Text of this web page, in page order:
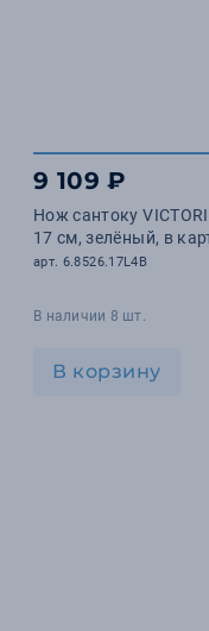
9 109 ₽
Нож сантоку
17 см, зелёный, в
арт. 6.8526.17L4B
В наличии 8 шт.
В корзину